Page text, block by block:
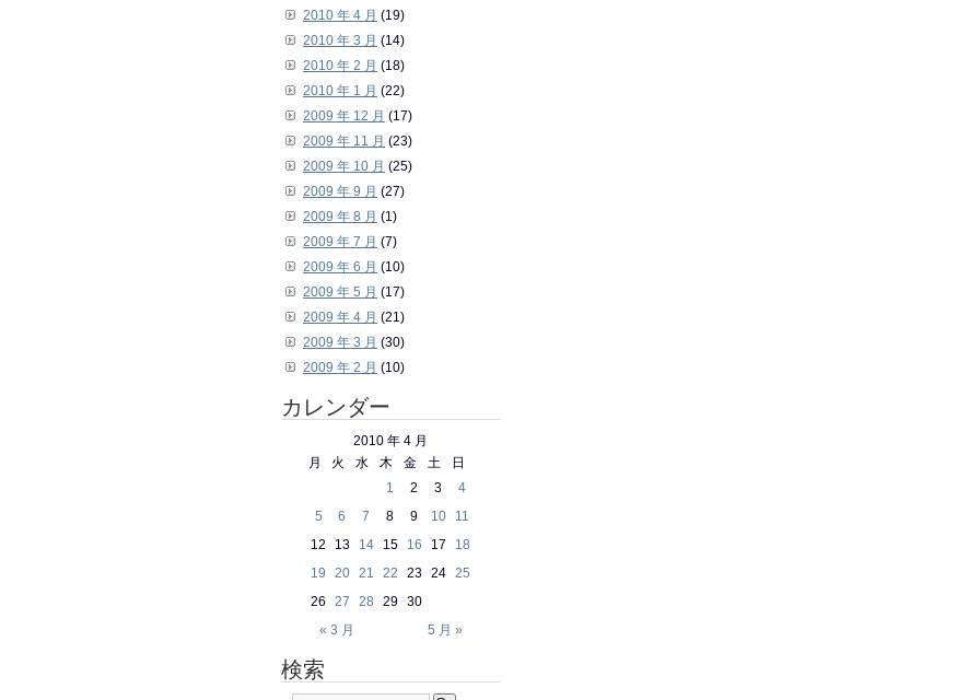
2010 年 4 月 (19)
2010 年 3 月 (14)
2010 年 2 月 (18)
2010 年 1 月 (22)
2009 年 12 月 (17)
2009 年 11 月 (23)
2009 年 10 月 (25)
2009 年 9 月 (27)
2009 年 8 月 (1)
2009 年 7 月 (7)
2009 年 6 月 (10)
2009 年 5 月 (17)
2009 年 4 月 (21)
2009 年 3 月 (30)
2009 年 2 月 (10)
カレンダー
2010 年 4 月
月
火 水 木 金 土 日
« 3 月 5 月 »
1 2 3
4
5
6 7 8 9 10
11
12
13 14 15 16 17
18
19
20 21 22 23 24
25
26
27 28 29 30
検索